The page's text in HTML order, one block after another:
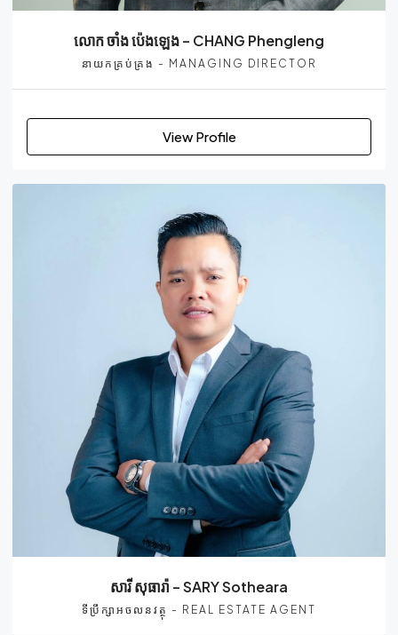
លោក ចាំង ប៉េងឡេង – CHANG Phengleng
នាយកគ្រប់គ្រង - MANAGING DIRECTOR
View Profile
សារី សុធារ៉ា – SARY Sotheara
ទីប្រឹក្សាអចលនវត្ថុ - REAL ESTATE AGENT